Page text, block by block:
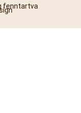
fenntartva